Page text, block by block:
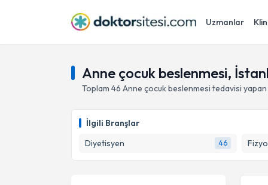
Uzmanlar
Anne çocuk beslenmesi,
Toplam 46 Anne çocuk beslenmesi tedavisi
İlgili Branşlar
Diyetisyen
46